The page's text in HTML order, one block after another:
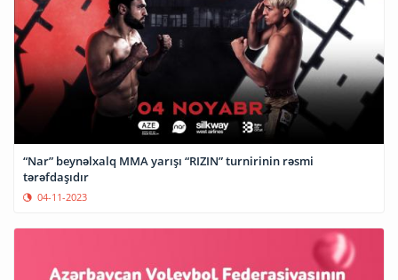
“Nar” beynəlxalq MMA yarışı “RIZIN” turnirinin rəsmi
tərəfdaşıdır
04-11-2023